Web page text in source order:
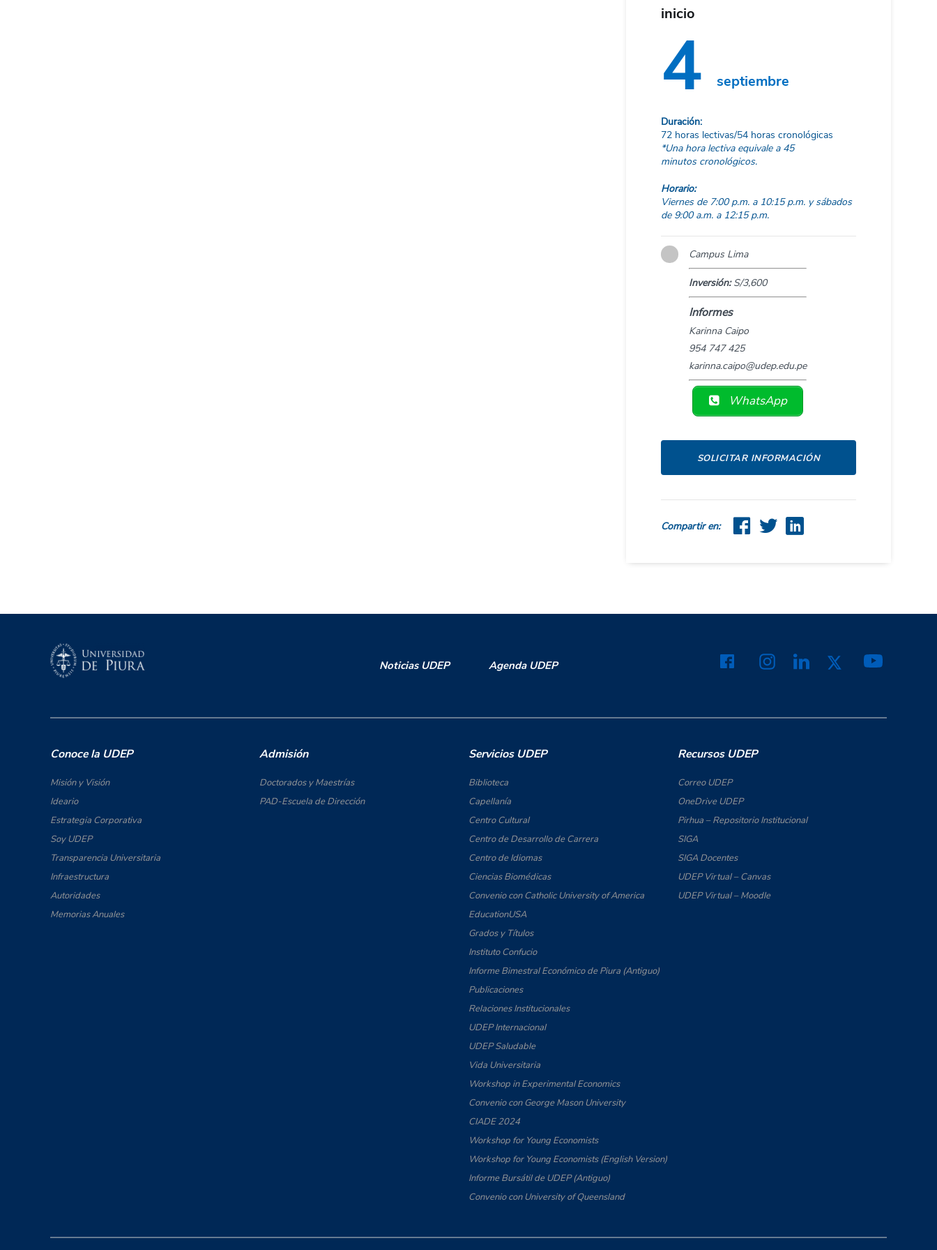
inicio
4 septiembre
Duración:
72 horas lectivas/54 horas cronológicas
*Una hora lectiva equivale a 45
minutos cronológicos.
Horario:
Viernes de 7:00 p.m. a 10:15 p.m. y sábados
de 9:00 a.m. a 12:15 p.m.
Campus Lima
Inversión:S/3,600
Informes
Karinna Caipo
954 747 425
karinna.caipo@udep.edu.pe
WhatsApp
SOLICITAR INFORMACIÓN
Compartir en:
Noticias UDEP Agenda UDEP
Conoce la UDEP
Misión y Visión
Ideario
Estrategia Corporativa
Soy UDEP
Transparencia Universitaria
Infraestructura
Autoridades
Memorias Anuales
Admisión
Doctorados y Maestrías
PAD-Escuela de Dirección
Servicios UDEP
Biblioteca
Capellanía
Centro Cultural
Centro de Desarrollo de Carrera
Centro de Idiomas
Ciencias Biomédicas
Convenio con Catholic University of America
EducationUSA
Grados y Títulos
Instituto Confucio
Informe Bimestral Económico de Piura (Antiguo)
Publicaciones
Relaciones Institucionales
UDEP Internacional
UDEP Saludable
Vida Universitaria
Workshop in Experimental Economics
Convenio con George Mason University
CIADE 2024
Workshop for Young Economists
Workshop for Young Economists (English Version)
Informe Bursátil de UDEP (Antiguo)
Convenio con University of Queensland
Recursos UDEP
Correo UDEP
OneDrive UDEP
Pirhua – Repositorio Institucional
SIGA
SIGA Docentes
UDEP Virtual – Canvas
UDEP Virtual – Moodle